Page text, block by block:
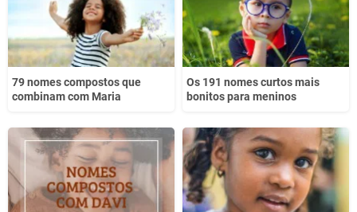
79 nomes compostos que
combinam com Maria
Os 191 nomes curtos mais
bonitos para meninos